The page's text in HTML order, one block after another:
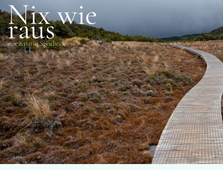
Nix wie
raus
mit Kristin Sporbeck
SCHLAGWÖRTER
Vancouver Island